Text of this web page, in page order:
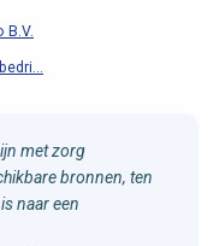
B.V.
met zorg
bronnen, ten
naar een